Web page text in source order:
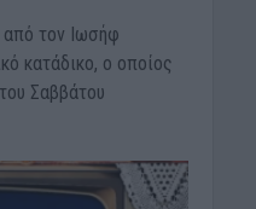
από τον Ιωσήφ
κατάδικο, ο οποίος
Σαββάτου